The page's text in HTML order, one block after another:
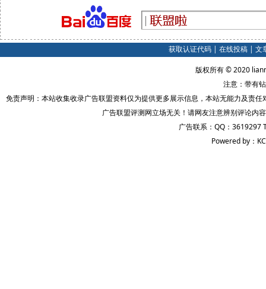
获取认证代码| 在线投稿| 文
版权所有 © 2020
注意：带有
免责声明：本站收集收录广告联盟资料仅为提供更多展示信息，本站无能力及责
广告联盟评测网立场无关！请网友注意辨别评论内
广告联系：QQ：3619297
Powered by：